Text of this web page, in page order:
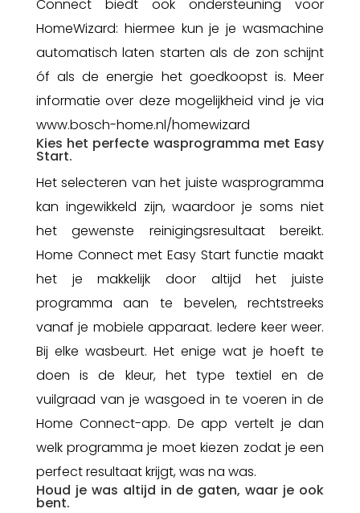
Connect biedt ook ondersteuning voor
HomeWizard: hiermee kun je je wasmachine
automatisch laten starten als de zon schijnt
óf als de energie het goedkoopst is. Meer
informatie over deze mogelijkheid vind je via
www.bosch-home.nl/homewizard
Kies het perfecte wasprogramma met Easy
Start.
Het selecteren van het juiste wasprogramma
kan ingewikkeld zijn, waardoor je soms niet
het gewenste reinigingsresultaat bereikt.
Home Connect met Easy Start functie maakt
het je makkelijk door altijd het juiste
programma aan te bevelen, rechtstreeks
vanaf je mobiele apparaat. Iedere keer weer.
Bij elke wasbeurt. Het enige wat je hoeft te
doen is de kleur, het type textiel en de
vuilgraad van je wasgoed in te voeren in de
Home Connect-app. De app vertelt je dan
welk programma je moet kiezen zodat je een
perfect resultaat krijgt, was na was.
Houd je was altijd in de gaten, waar je ook
bent.